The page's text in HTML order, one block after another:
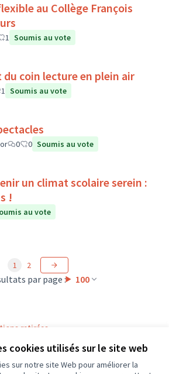
cookies utilisés sur le site web
sur notre site Web pour améliorer la
au Collège François
1 Soumis au vote
coin lecture en plein air
1 Soumis au vote
0 0 Soumis au vote
un climat scolaire serein :
!
au vote
par page : 100
1 2
retirées